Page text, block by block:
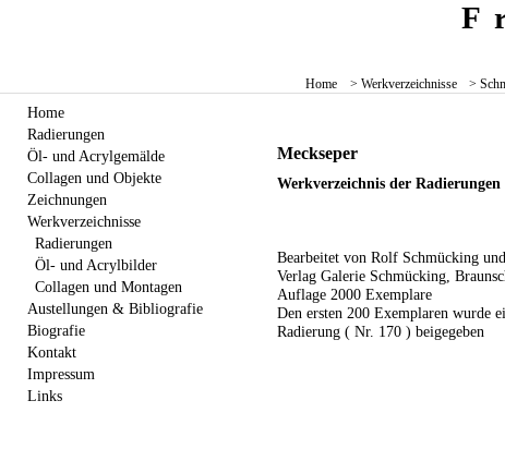
Home > Werkverzeichnisse >
Meckseper
Werkverzeichnis der Radierungen
Bearbeitet von Rolf Schmücking
Verlag Galerie Schmücking,
Auflage 2000 Exemplare
Den ersten 200 Exemplaren wurde
Radierung ( Nr. 170 ) beigegeben
Home
Radierungen
Öl- und Acrylgemälde
Collagen und Objekte
Zeichnungen
Werkverzeichnisse
Radierungen
Öl- und Acrylbilder
Collagen und Montagen
Austellungen & Bibliografie
Biografie
Kontakt
Impressum
Links